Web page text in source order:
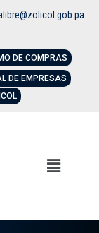
DE COMPRAS
DE EMPRESAS